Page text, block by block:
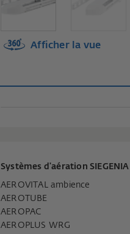
Afficher la vue
Systèmes d'aération SIEGENIA
AEROVITAL ambience
AEROTUBE
AEROPAC
AEROPLUS WRG